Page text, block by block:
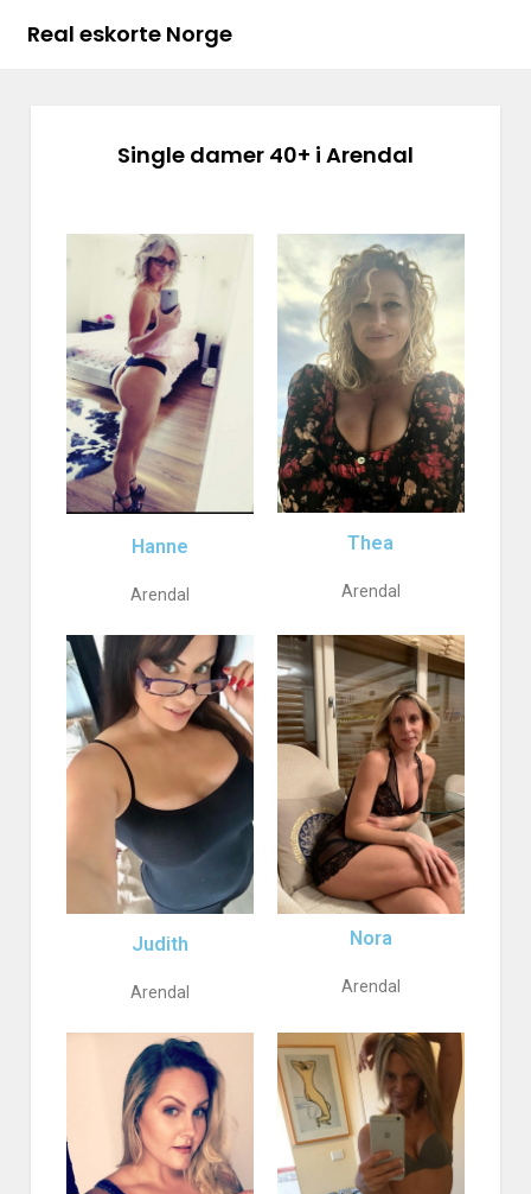
Real eskorte Norge
Single damer 40+ i Arendal
Hanne
Arendal
Thea
Arendal
Judith
Arendal
Nora
Arendal